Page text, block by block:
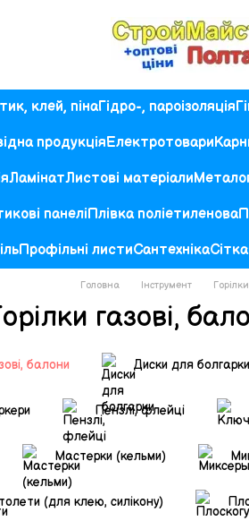
клей, пінаГідро-, пароізоляція
продукціяЕлектротовари
ЛамінатЛистові матеріали
панеліПлівка поліетиленова
Профільні листиСантехнікаСітка
Головна Інструмент
газові,
балони Диски для болгарки
Пензлі, флейці
Мастерки (кельми)
(для клею, силікону)